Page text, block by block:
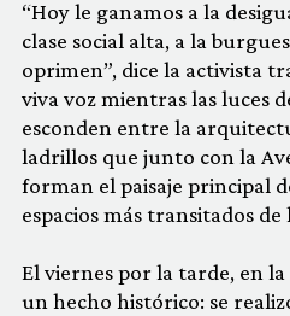
“Hoy le ganamos a la
clase social alta, a la
oprimen”, dice la activista
viva voz mientras las luces
esconden entre la
ladrillos que junto con la
forman el paisaje principal
espacios más transitados de
El viernes por la tarde, en la
un hecho histórico: se